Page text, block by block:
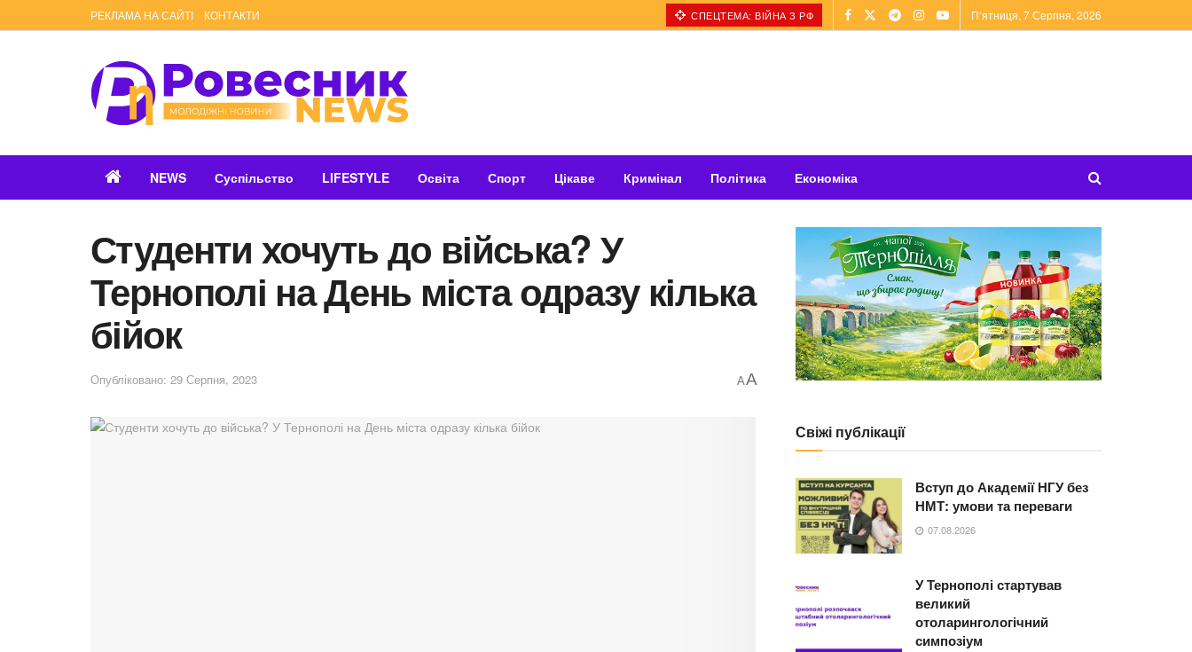
РЕКЛАМА НА САЙТІ КОНТАКТИ СПЕЦТЕМА: ВІЙНА З РФ П’ятниця, 7 Серпня, 2026
NEWS Суспільство LIFESTYLE Освіта Спорт Цікаве Кримінал Політика Економіка
Студенти хочуть до війська? У
Тернополі на День міста одразу кілька
бійок
Опубліковано: 29 Серпня, 2023 AA
Свіжі публікації
Вступ до Академії НГУ без
НМТ: умови та переваги
07.08.2026
У Тернополі стартував
великий
отоларингологічний
симпозіум